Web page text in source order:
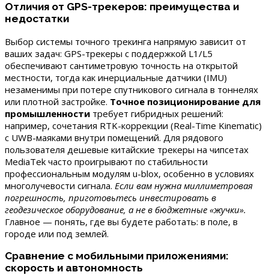
Отличия от GPS-трекеров: преимущества и
недостатки
Выбор системы точного трекинга напрямую зависит от
ваших задач: GPS-трекеры с поддержкой L1/L5
обеспечивают сантиметровую точность на открытой
местности, тогда как инерциальные датчики (IMU)
незаменимы при потере спутникового сигнала в тоннелях
или плотной застройке. Точное позиционирование для
промышленности требует гибридных решений:
например, сочетания RTK-коррекции (Real-Time Kinematic)
с UWB-маяками внутри помещений. Для рядового
пользователя дешевые китайские трекеры на чипсетах
MediaTek часто проигрывают по стабильности
профессиональным модулям u-blox, особенно в условиях
многолучевости сигнала. Если вам нужна миллиметровая
погрешность, приготовьтесь инвестировать в
геодезическое оборудование, а не в бюджетные «жучки».
Главное — понять, где вы будете работать: в поле, в
городе или под землей.
Сравнение с мобильными приложениями:
скорость и автономность